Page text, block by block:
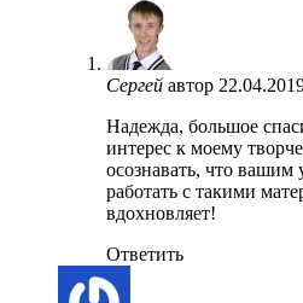
Сергей автор
Надежда, большое
интерес к моему
осознавать, что вашим
работать с такими
вдохновляет!
Ответить